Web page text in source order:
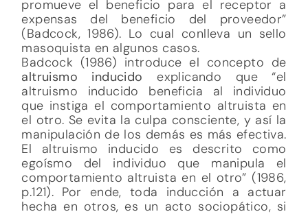
promueve el beneficio para el receptor a
expensas del beneficio del proveedor”
(Badcock, 1986). Lo cual conlleva un sello
masoquista en algunos casos.
Badcock (1986) introduce el concepto de
altruismo inducido explicando que “el
altruismo inducido beneficia al individuo
que instiga el comportamiento altruista en
el otro. Se evita la culpa consciente, y así la
manipulación de los demás es más efectiva.
El altruismo inducido es descrito como
egoísmo del individuo que manipula el
comportamiento altruista en el otro” (1986,
p.121). Por ende, toda inducción a actuar
hecha en otros, es un acto sociopático, si